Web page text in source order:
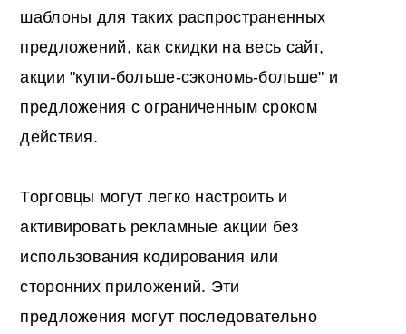
шаблоны для таких распространенных
предложений, как скидки на весь сайт,
акции "купи-больше-сэкономь-больше" и
предложения с ограниченным сроком
действия.
Торговцы могут легко настроить и
активировать рекламные акции без
использования кодирования или
сторонних приложений. Эти
предложения могут последовательно